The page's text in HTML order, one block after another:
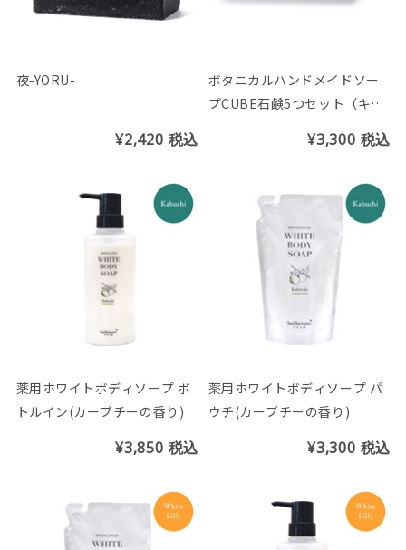
夜-YORU-
¥2,420 税込
ボタニカルハンドメイドソー
プCUBE石鹸5つセット（キュ
¥3,300 税込
薬用ホワイトボディソープ ボ
トルイン(カーブチーの香り)
¥3,850 税込
薬用ホワイトボディソープ パ
ウチ(カーブチーの香り)
¥3,300 税込